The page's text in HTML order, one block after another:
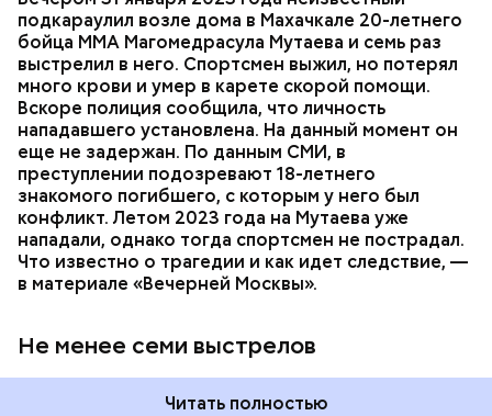
подкараулил возле дома в Махачкале 20-летнего
бойца ММА Магомедрасула Мутаева и семь раз
выстрелил в него. Спортсмен выжил, но потерял
много крови и умер в карете скорой помощи.
Вскоре полиция сообщила, что личность
нападавшего установлена. На данный момент он
еще не задержан. По данным СМИ, в
преступлении подозревают 18-летнего
знакомого погибшего, с которым у него был
конфликт. Летом 2023 года на Мутаева уже
нападали, однако тогда спортсмен не пострадал.
Что известно о трагедии и как идет следствие, —
в материале «Вечерней Москвы».
Не менее семи выстрелов
Очевидцы трагедии вызвали полицию и скорую
помощь, однако врачи оказались бессильны —
пострадавший умер по пути в больницу.
Читать полностью
РЕСПУБЛИКА ДАГЕСТАН
СМЕРТЬ